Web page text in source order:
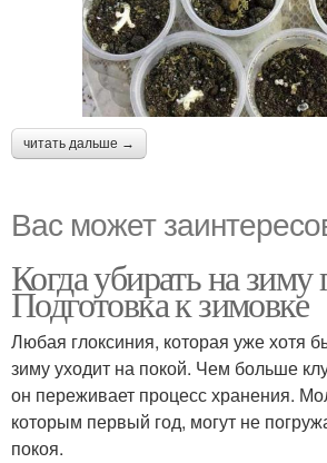
читать дальше →
Вас может
Когда убирать на
Подготовка к зимовке
Любая глоксиния, которая уже хотя
зиму уходит на покой. Чем больше
он переживает процесс хранения.
которым первый год, могут не
покоя.